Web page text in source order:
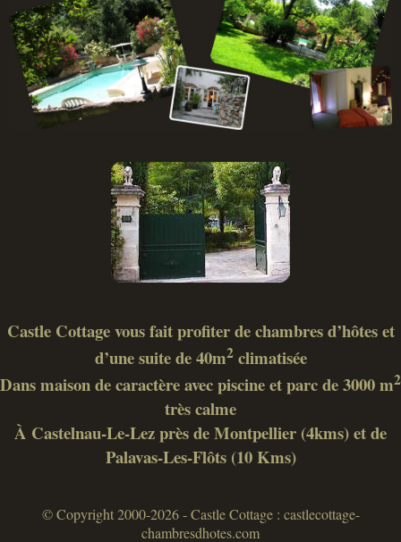
Castle Cottage vous fait profiter de chambres d’hôtes et
d’une suite de 40m2climatisée
Dans maison de caractère avec piscine et parc de 3000 m2
très calme
À Castelnau-Le-Lez près de Montpellier (4kms) et de
Palavas-Les-Flôts (10 Kms)
© Copyright 2000-2026 - Castle Cottage : castlecottage-
chambresdhotes.com